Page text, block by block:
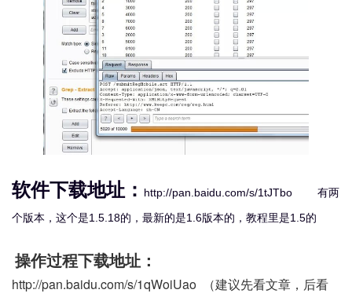
软件下载地址：
http://pan.baidu.com/s/1tJTbo 有两
个版本，这个是1.5.18的，最新的是1.6版本的，教程里是1.5的
操作过程下载地址：
http://pan.baidu.com/s/1qWoiUao （建议先看文章，后看